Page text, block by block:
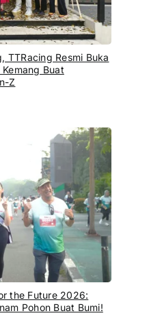
TTRacing Resmi Buka
Buat
Z
the Future 2026:
Pohon Buat Bumi!